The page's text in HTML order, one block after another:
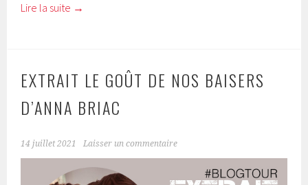
Lire la suite →
EXTRAIT LE GOÛT DE NOS BAISERS
D’ANNA BRIAC
14 juillet 2021 Laisser un commentaire